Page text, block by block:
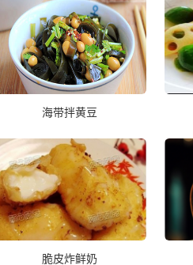
海带拌黄豆
脆皮炸鲜奶